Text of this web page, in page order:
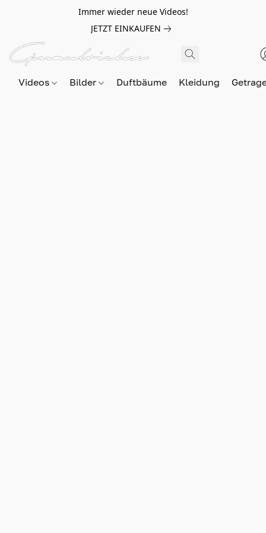
Immer wieder neue Videos!
JETZT EINKAUFEN
Videos Bilder Duftbäume Kleidung